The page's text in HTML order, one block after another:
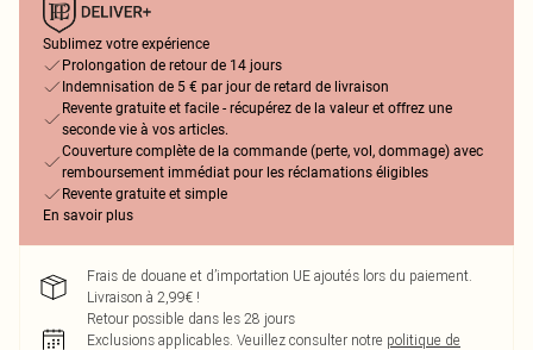
Sublimez votre expérience
Prolongation de retour de 14 jours
Indemnisation de 5 € par jour de retard de livraison
Revente gratuite et facile - récupérez de la valeur et offrez une
seconde vie à vos articles.
Couverture complète de la commande (perte, vol, dommage) avec
remboursement immédiat pour les réclamations éligibles
Revente gratuite et simple
En savoir plus
Frais de douane et d’importation UE ajoutés lors du paiement.
Livraison à 2,99€ !
Retour possible dans les 28 jours
Exclusions applicables. Veuillez consulter notre politique de